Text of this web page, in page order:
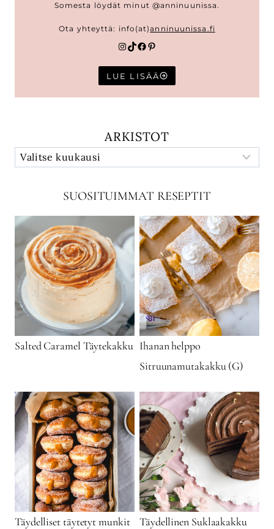
Somesta löydät minut @anninuunissa.
Ota yhteyttä: info(at)anninuunissa.fi
Instagram
TikTok
Facebook
Pinterest
LUE LISÄÄ
ARKISTOT
SUOSITUIMMAT RESEPTIT
Salted Caramel Täytekakku Ihanan helppo
Sitruunamutakakku (G)
Täydelliset täytetyt munkit Täydellinen Suklaakakku